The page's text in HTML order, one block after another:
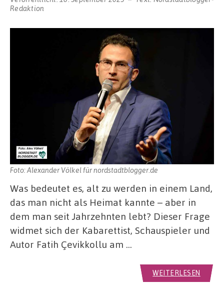
Redaktion
Foto: Alexander Völkel für nordstadtblogger.de
Was bedeutet es, alt zu werden in einem Land,
das man nicht als Heimat kannte – aber in
dem man seit Jahrzehnten lebt? Dieser Frage
widmet sich der Kabarettist, Schauspieler und
Autor Fatih Çevikkollu am …
WEITERLESEN